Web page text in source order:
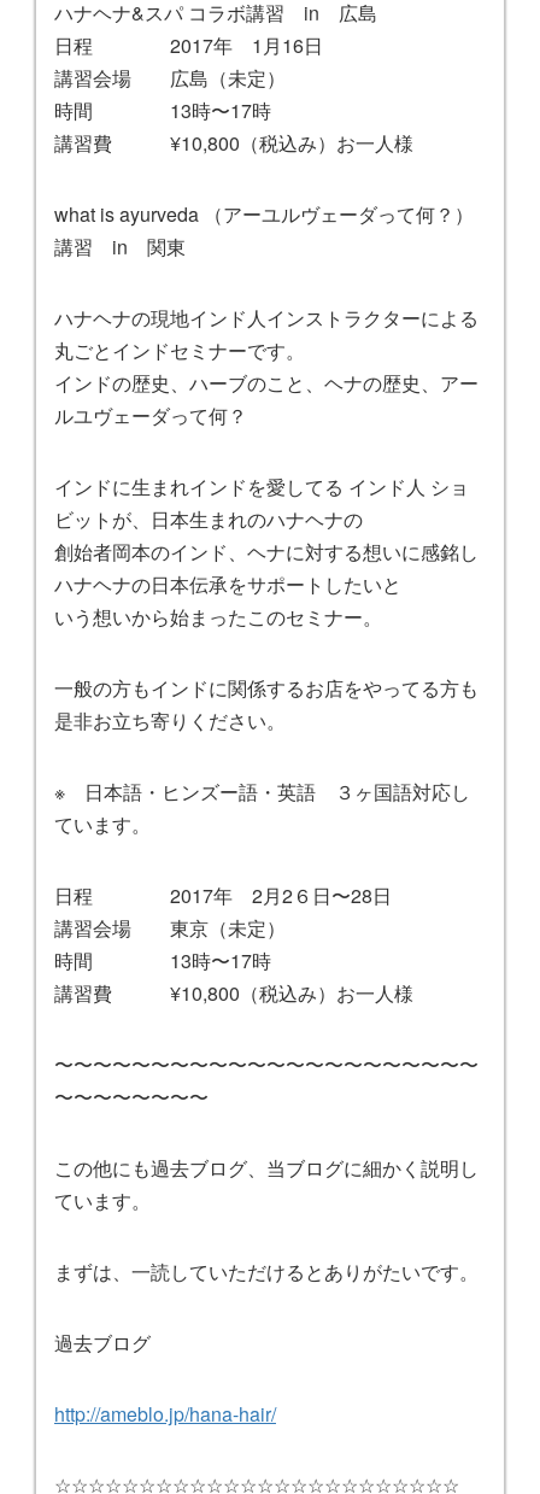
ハナヘナ&スパ コラボ講習 in 広島
日程 2017年 1月16日
講習会場 広島（未定）
時間 13時〜17時
講習費 ¥10,800（税込み）お一人様
what is ayurveda （アーユルヴェーダって何？）
講習 in 関東
ハナヘナの現地インド人インストラクターによる
丸ごとインドセミナーです。
インドの歴史、ハーブのこと、ヘナの歴史、アー
ルユヴェーダって何？
インドに生まれインドを愛してる インド人 ショ
ビットが、日本生まれのハナヘナの
創始者岡本のインド、ヘナに対する想いに感銘し
ハナヘナの日本伝承をサポートしたいと
いう想いから始まったこのセミナー。
一般の方もインドに関係するお店をやってる方も
是非お立ち寄りください。
※ 日本語・ヒンズー語・英語 ３ヶ国語対応し
ています。
日程 2017年 2月2６日〜28日
講習会場 東京（未定）
時間 13時〜17時
講習費 ¥10,800（税込み）お一人様
〜〜〜〜〜〜〜〜〜〜〜〜〜〜〜〜〜〜〜〜〜〜
〜〜〜〜〜〜〜〜
この他にも過去ブログ、当ブログに細かく説明し
ています。
まずは、一読していただけるとありがたいです。
過去ブログ
http://ameblo.jp/hana-hair/
☆☆☆☆☆☆☆☆☆☆☆☆☆☆☆☆☆☆☆☆☆☆☆☆